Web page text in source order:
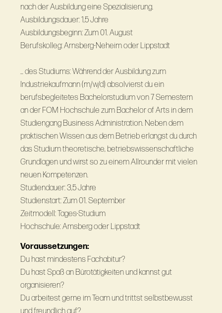
nach der Ausbildung eine Spezialisierung.
Ausbildungsdauer: 1,5 Jahre
Ausbildungsbeginn: Zum 01. August
Berufskolleg: Arnsberg-Neheim oder Lippstadt
… des Studiums: Während der Ausbildung zum
Industriekaufmann (m/w/d) absolvierst du ein
berufsbegleitetes Bachelorstudium von 7 Semestern
an der FOM Hochschule zum Bachelor of Arts in dem
Studiengang Business Administration. Neben dem
praktischen Wissen aus dem Betrieb erlangst du durch
das Studium theoretische, betriebswissenschaftliche
Grundlagen und wirst so zu einem Allrounder mit vielen
neuen Kompetenzen.
Studiendauer: 3,5 Jahre
Studienstart: Zum 01. September
Zeitmodell: Tages-Studium
Hochschule: Arnsberg oder Lippstadt
Voraussetzungen:
Du hast mindestens Fachabitur?
Du hast Spaß an Bürotätigkeiten und kannst gut
organisieren?
Du arbeitest gerne im Team und trittst selbstbewusst